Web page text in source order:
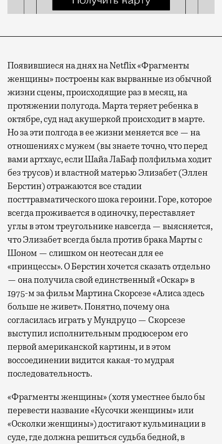
Появившиеся на днях на Netflix «Фрагменты
женщины» построены как вырванные из обычной
жизни сцены, происходящие раз в месяц, на
протяжении полугода. Марта теряет ребенка в
октябре, суд над акушеркой происходит в марте.
Но за эти полгода в ее жизни меняется все — на
отношениях с мужем (вы знаете точно, что перед
вами артхаус, если Шайа ЛаБаф полфильма ходит
без трусов) и властной матерью Элизабет (Эллен
Берстин) отражаются все стадии
посттравматического шока героини. Горе, которое
всегда проживается в одиночку, переставляет
углы в этом треугольнике навсегда — выясняется,
что Элизабет всегда была против брака Марты с
Шоном — слишком он неотесан для ее
«принцессы». О Берстин хочется сказать отдельно
— она получила свой единственный «Оскар» в
1975-м за фильм Мартина Скорсезе «Алиса здесь
больше не живет». Понятно, почему она
согласилась играть у Мундруцо — Скорсезе
выступил исполнительным продюсером его
первой американской картины, и в этом
воссоединении видится какая-то мудрая
последовательность.
«Фрагменты женщины» (хотя уместнее было бы
перевести название «Кусочки женщины» или
«Осколки женщины») достигают кульминации в
суде, где должна решиться судьба бедной, в